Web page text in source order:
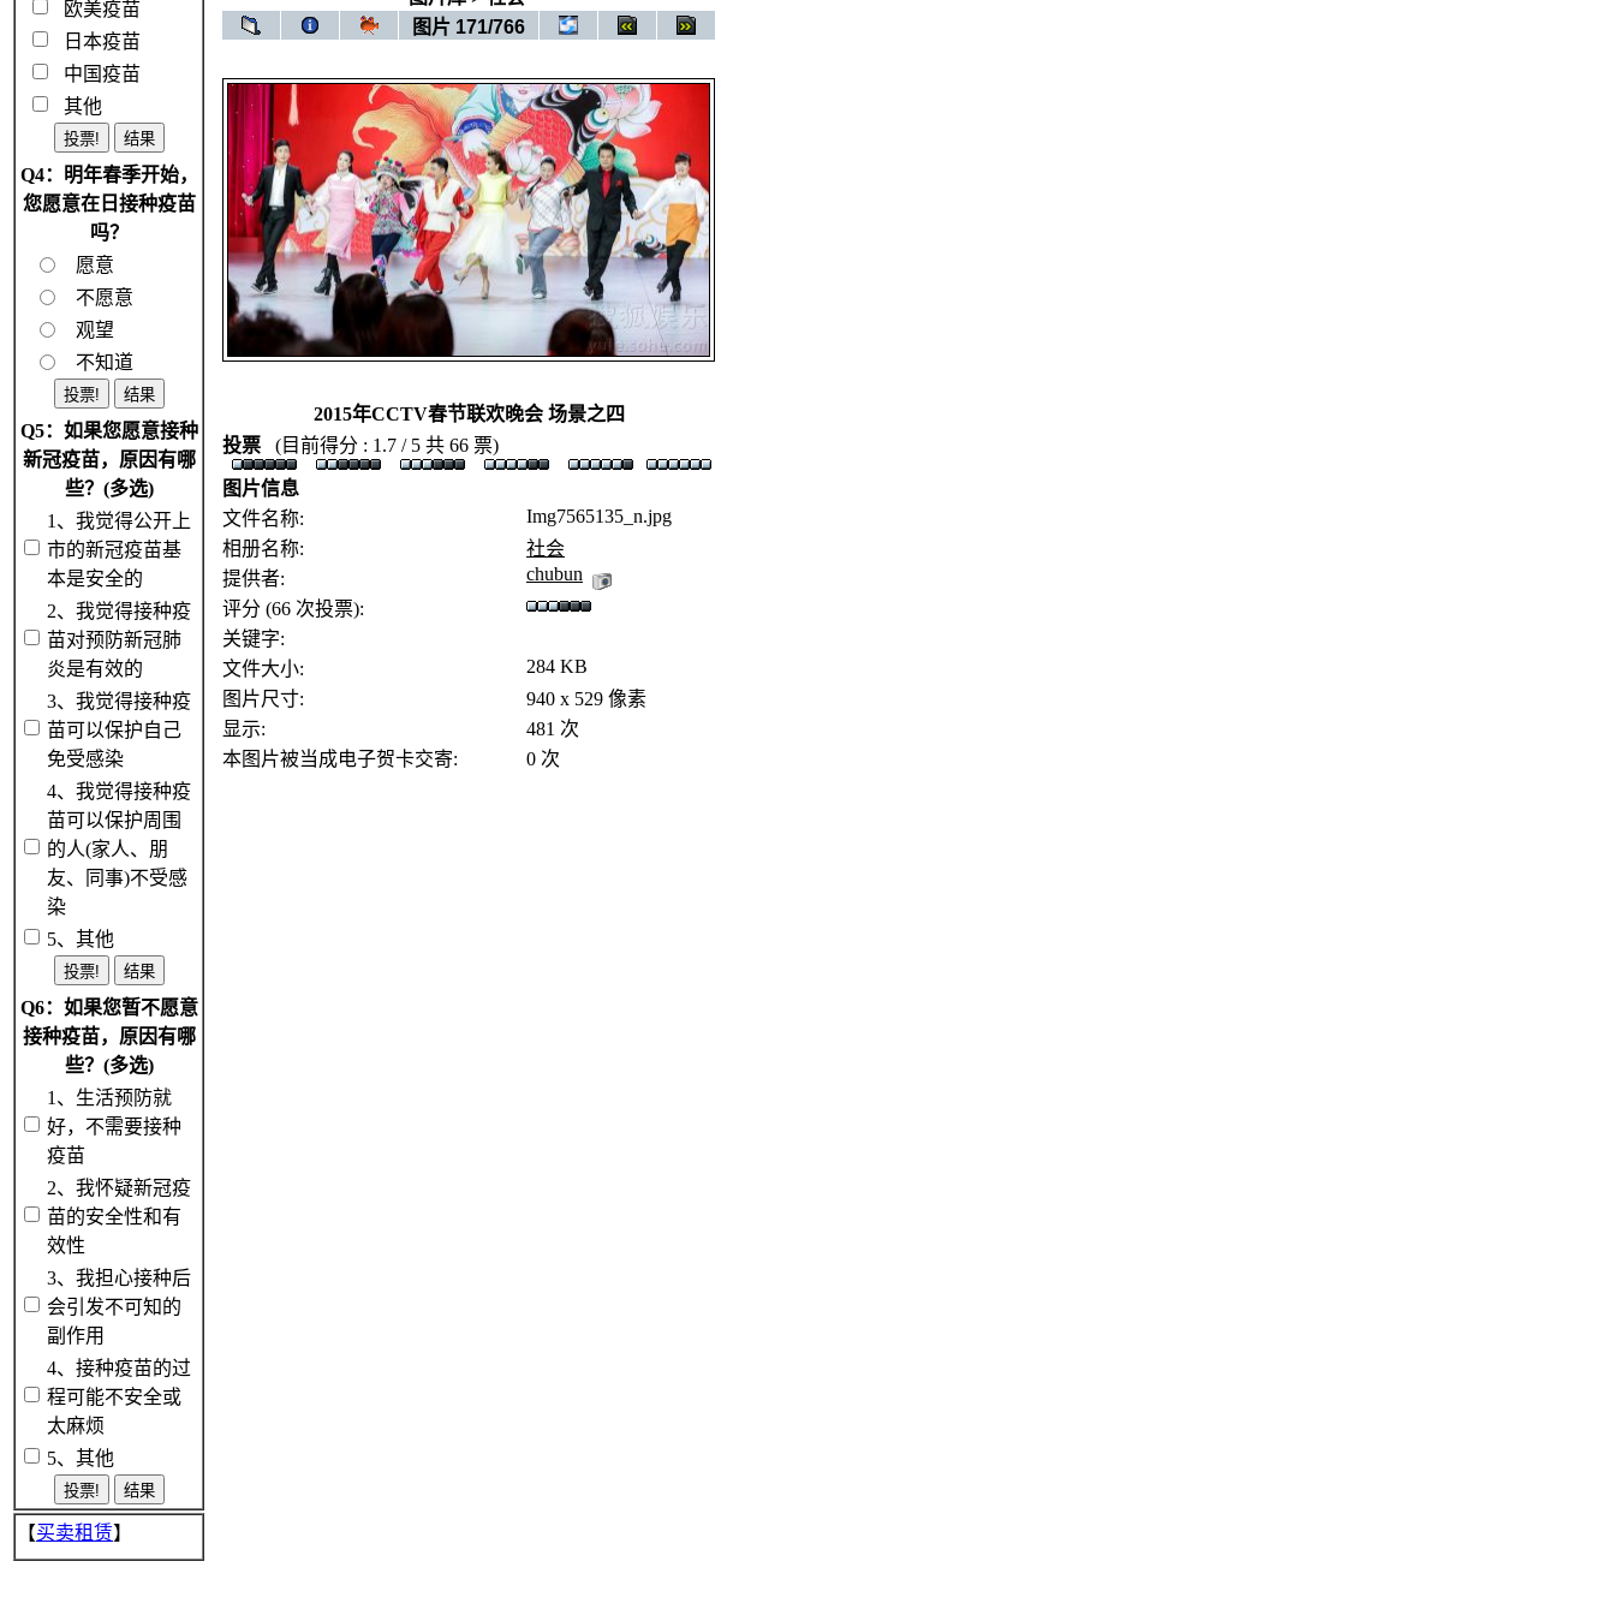
欧美疫苗
日本疫苗
中国疫苗
其他
Q4：明年春季开始，
您愿意在日接种疫苗
吗？
愿意
不愿意
观望
不知道
Q5：如果您愿意接种
新冠疫苗，原因有哪
些？(多选)
1、我觉得公开上
市的新冠疫苗基
本是安全的
2、我觉得接种疫
苗对预防新冠肺
炎是有效的
3、我觉得接种疫
苗可以保护自己
免受感染
4、我觉得接种疫
苗可以保护周围
的人(家人、朋
友、同事)不受感
染
5、其他
Q6：如果您暂不愿意
接种疫苗，原因有哪
些？(多选)
1、生活预防就
好，不需要接种
疫苗
2、我怀疑新冠疫
苗的安全性和有
效性
3、我担心接种后
会引发不可知的
副作用
4、接种疫苗的过
程可能不安全或
太麻烦
5、其他
【买卖租赁】
图片 171/766
2015年CCTV春节联欢晚会 场景之四
投票
(目前得分 : 1.7 / 5 共 66 票)
图片信息
文件名称:
Img7565135_n.jpg
相册名称:
社会
提供者:
chubun
评分 (66 次投票):
关键字:
文件大小:
284 KB
图片尺寸:
940 x 529 像素
显示:
481 次
本图片被当成电子贺卡交寄:
0 次